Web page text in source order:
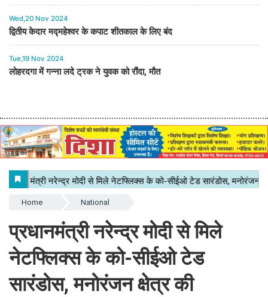
Wed,20 Nov 2024
द्वितीय केदार मद्महेश्वर के कपाट शीतकाल के लिए बंद
Tue,19 Nov 2024
लोहरदगा में गन्ना लदे ट्रक ने युवक को रौंदा, मौत
Home National
प्रधानमंत्री नरेन्द्र मोदी से मिले
नेटफ्लिक्स के को-सीईओ टेड
सारंडोस, मनोरंजन क्षेत्र की